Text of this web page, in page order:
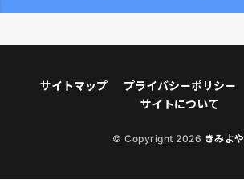
サイトマップ プライバシーポリシー
サイトについて
© Copyright 2026 きみよや